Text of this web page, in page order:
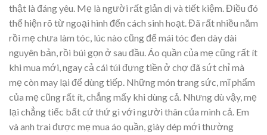
thật là đáng yêu. Mẹ là người rất giản dị và tiết kiệm. Điều đó
thể hiện rõ từ ngoại hình đến cách sinh hoạt. Đã rất nhiều năm
rồi mẹ chưa làm tóc, lúc nào cũng để mái tóc đen dày dài
nguyên bản, rồi búi gọn ở sau đầu. Áo quần của mẹ cũng rất ít
khi mua mới, ngay cả cái túi đựng tiền ở chợ đã sứt chỉ mà
mẹ còn may lại để dùng tiếp. Những món trang sức, mĩ phẩm
của mẹ cũng rất ít, chẳng mấy khi dùng cả. Nhưng dù vậy, mẹ
lại chẳng tiếc bất cứ thứ gì với người thân của mình cả. Em
và anh trai được mẹ mua áo quần, giày dép mới thường